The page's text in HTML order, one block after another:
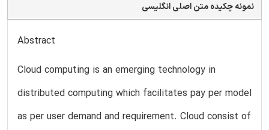
نمونه چکیده متن اصلی انگلیسی
Abstract
Cloud computing is an emerging technology in
distributed computing which facilitates pay per model
as per user demand and requirement. Cloud consist of